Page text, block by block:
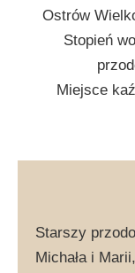
Ostrów
Stopień
Miejsce
Starszy
Michała i